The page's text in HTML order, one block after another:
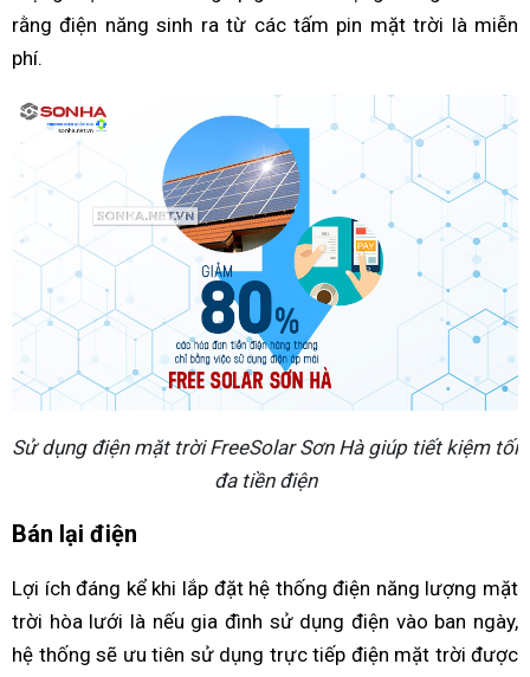
rằng điện năng sinh ra từ các tấm pin mặt trời là miễn
phí.
Sử dụng điện mặt trời FreeSolar Sơn Hà giúp tiết kiệm tối
đa tiền điện
Bán lại điện
Lợi ích đáng kể khi lắp đặt hệ thống điện năng lượng mặt
trời hòa lưới là nếu gia đình sử dụng điện vào ban ngày,
hệ thống sẽ ưu tiên sử dụng trực tiếp điện mặt trời được